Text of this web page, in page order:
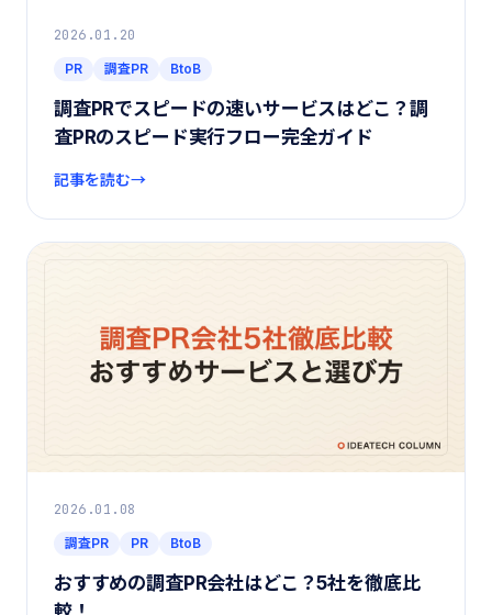
2026.01.20
PR 調査PR BtoB
調査PRでスピードの速いサービスはどこ？調
査PRのスピード実行フロー完全ガイド
記事を読む
2026.01.08
調査PR PR BtoB
おすすめの調査PR会社はどこ？5社を徹底比